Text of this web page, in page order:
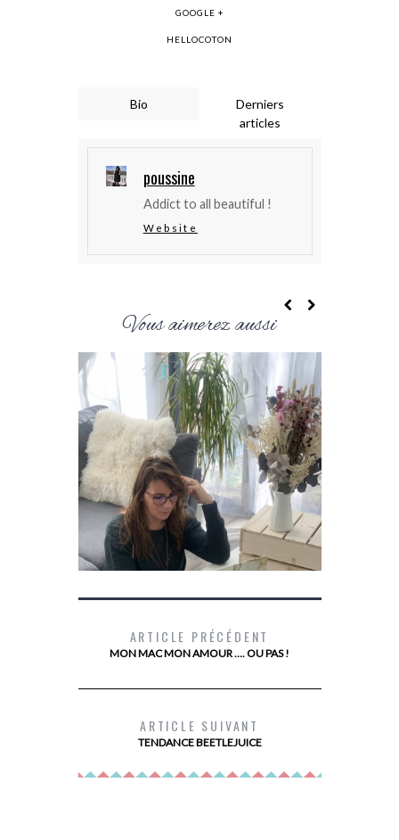
GOOGLE +
HELLOCOTON
Bio
Derniers
articles
poussine
Addict to all beautiful !
Website
Vous aimerez aussi
DEVENIR PROPRIÉTAIRE AVEC PRIMMÉA
ARTICLE PRÉCÉDENT
MON MAC MON AMOUR …. OU PAS !
ARTICLE SUIVANT
TENDANCE BEETLEJUICE